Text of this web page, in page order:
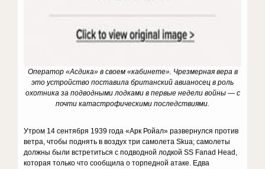
Оператор «Асдика» в своем «кабинете». Чрезмерная вера в
это устройство поставила британский авианосец в роль
охотника за подводными лодками в первые недели войны — с
почти катастрофическими последствиями.
Утром 14 сентября 1939 года «Арк Ройал» развернулся против
ветра, чтобы поднять в воздух три самолета Skua; самолеты
должны были встретиться с подводной лодкой SS Fanad Head,
которая только что сообщила о торпедной атаке. Едва